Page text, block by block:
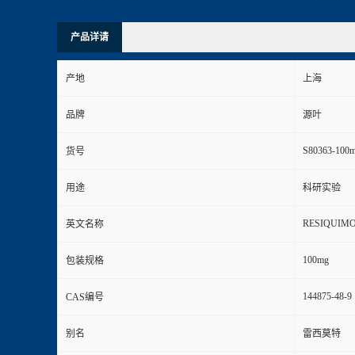
产品详请
产地 上海
品牌 源叶
货号 S80363-
用途 科研实验
英文名称
包装规格 100mg
CAS编号 144875-48-9
别名 雷西莫特